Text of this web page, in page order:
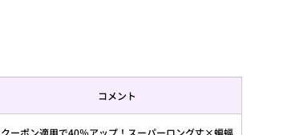
コメント
クーポン適用で40％アップ！スーパーロング丈×蝙蝠